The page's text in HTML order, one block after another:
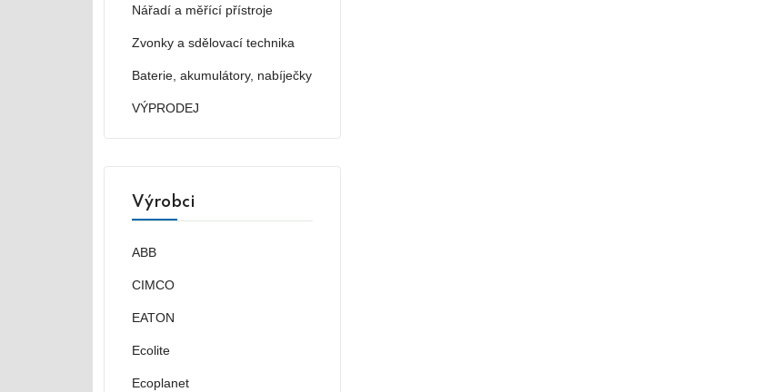
Nářadí a měřící přístroje
Zvonky a sdělovací technika
Baterie, akumulátory, nabíječky
VÝPRODEJ
Výrobci
ABB
CIMCO
EATON
Ecolite
Ecoplanet